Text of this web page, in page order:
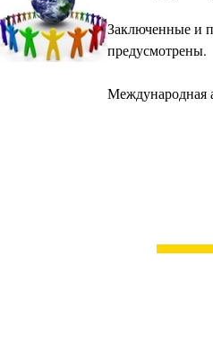
Заключенные и
предусмотрены.
Международная